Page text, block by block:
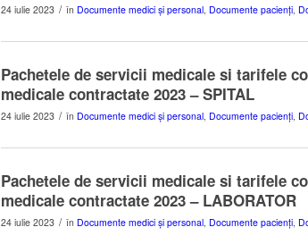
24 iulie 2023 / în Documente medici și personal, Documente pacienți,
Pachetele de servicii medicale si tarifele
medicale contractate 2023 – SPITAL
24 iulie 2023 / în Documente medici și personal, Documente pacienți,
Pachetele de servicii medicale si tarifele
medicale contractate 2023 – LABORATOR
24 iulie 2023 / în Documente medici și personal, Documente pacienți,